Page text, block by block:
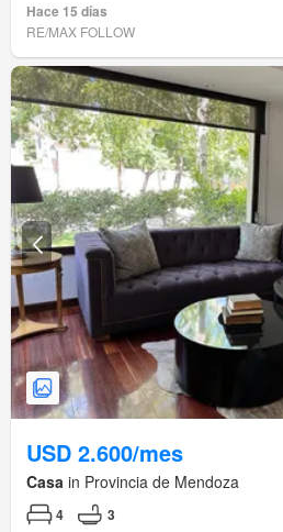
Hace 15 días
RE/MAX FOLLOW
USD 2.600/mes
Casa in Provincia de Mendoza
4
3